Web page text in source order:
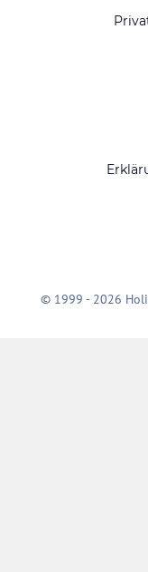
© 1999 - 2026